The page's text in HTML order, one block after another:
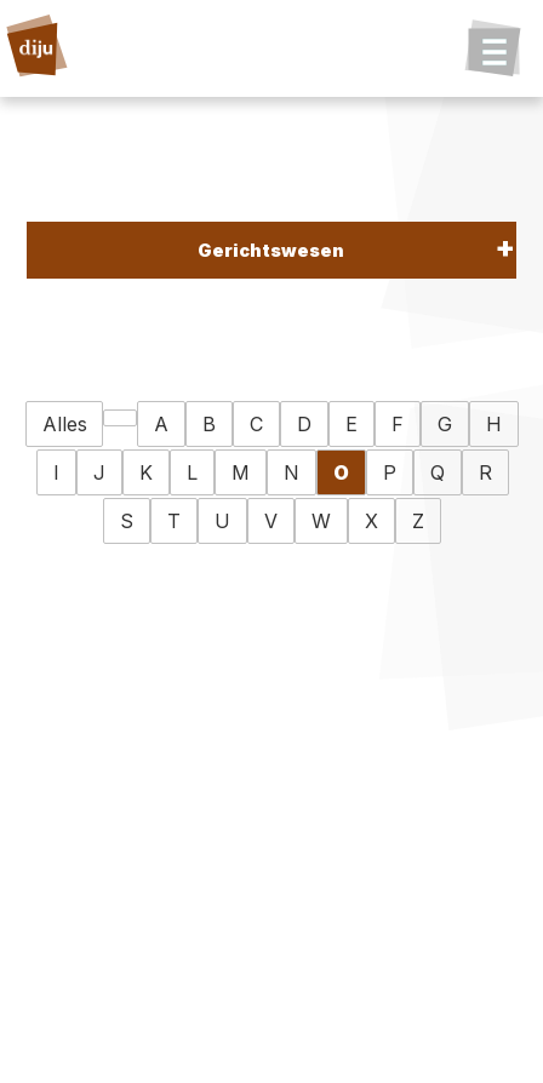
Gerichtswesen
Alles A B C D E F G
H
I
J K L M N O P Q
R
S
T U V W X Z